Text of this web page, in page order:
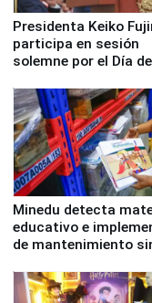
Presidenta Keiko
participa en sesión
solemne por el Día
Minedu detecta
educativo e
de mantenimiento
la UGEL 2